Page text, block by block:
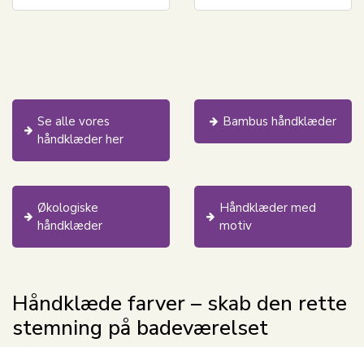
Se alle vores
håndklæder her
Bambus håndklæder
Økologiske
håndklæder
Håndklæder med
motiv
Håndklæde farver – skab den rette
stemning på badeværelset